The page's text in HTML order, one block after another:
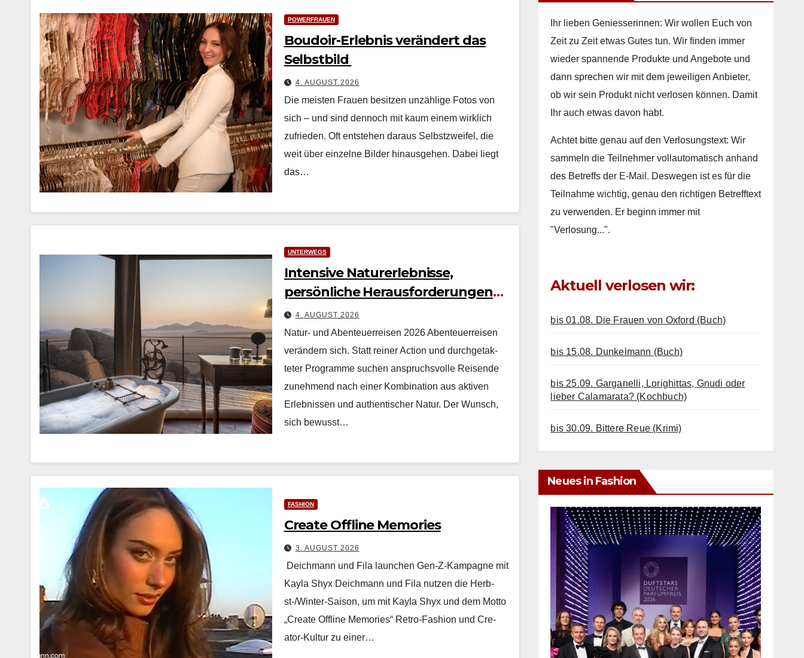
POWERFRAUEN
Boudoir-Erlebnis verändert das
Selbstbild
4. AUGUST 2026
Die meis­ten Frauen besitzen unzäh­lige Fotos von
sich – und sind den­noch mit kaum einem wirk­lich
zufrieden. Oft entste­hen daraus Selb­stzweifel, die
weit über einzelne Bilder hin­aus­ge­hen. Dabei liegt
das…
UNTERWEGS
Intensive Naturerlebnisse,
persönliche Herausforderungen
und authentische Erfahrungen
4. AUGUST 2026
Natur- und Abenteuerreisen 2026 Aben­teuer­reisen
verän­dern sich. Statt rein­er Action und durchge­tak­
teter Pro­gramme suchen anspruchsvolle Reisende
zunehmend nach ein­er Kom­bi­na­tion aus aktiv­en
Erleb­nis­sen und authen­tis­ch­er Natur. Der Wun­sch,
sich bewusst…
FASHION
Create Offline Memories
3. AUGUST 2026
Deichmann und Fila launchen Gen-Z-Kampagne mit
Kayla Shyx Deich­mann und Fila nutzen die Herb­
st-/Win­ter-Sai­son, um mit Kay­la Shyx und dem Mot­to
„Cre­ate Offline Mem­o­ries“ Retro-Fash­ion und Cre­
ator-Kul­tur zu ein­er…
Ihr lieben Geniesserinnen: Wir wollen Euch von
Zeit zu Zeit etwas Gutes tun. Wir finden immer
wieder spannende Produkte und Angebote und
dann sprechen wir mit dem jeweiligen Anbieter,
ob wir sein Produkt nicht verlosen können. Damit
Ihr auch etwas davon habt.
Achtet bitte genau auf den Verlosungstext: Wir
sammeln die Teilnehmer vollautomatisch anhand
des Betreffs der E-Mail. Deswegen ist es für die
Teilnahme wichtig, genau den richtigen Betrefftext
zu verwenden. Er beginn immer mit
"Verlosung...".
Aktuell verlosen wir:
bis 01.08. Die Frauen von Oxford (Buch)
bis 15.08. Dunkelmann (Buch)
bis 25.09. Garganelli, Lorighittas, Gnudi oder
lieber Calamarata? (Kochbuch)
bis 30.09. Bittere Reue (Krimi)
Neues in Fashion